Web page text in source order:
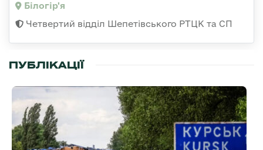
Білогір'я
Четвертий відділ Шепетівського РТЦК та СП
ПУБЛІКАЦІЇ